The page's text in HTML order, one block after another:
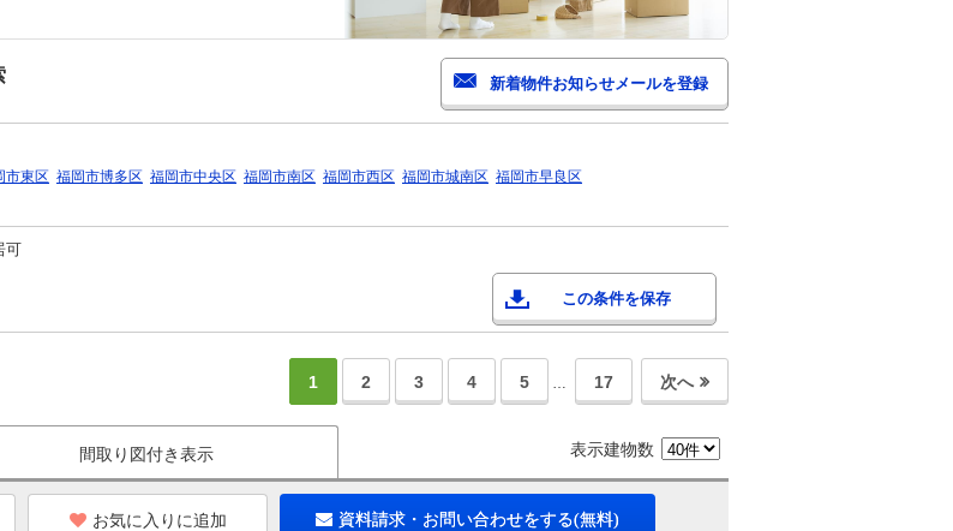
市東区 福岡市博多区 福岡市中央区 福岡市南区 福岡市西区 福岡市城南区 福岡市早良区
可
この条件を保存
1 2 3 4 5 … 17 次へ
間取り図付き表示 表示建物数
お気に入りに追加 資料請求・お問い合わせをする(無料)